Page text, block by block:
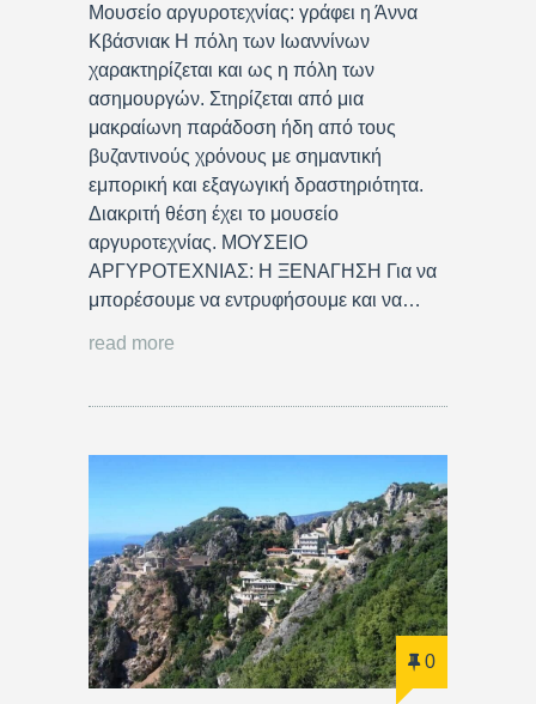
Μουσείο αργυροτεχνίας: γράφει η Άννα
Κβάσνιακ Η πόλη των Ιωαννίνων
χαρακτηρίζεται και ως η πόλη των
ασημουργών. Στηρίζεται από μια
μακραίωνη παράδοση ήδη από τους
βυζαντινούς χρόνους με σημαντική
εμπορική και εξαγωγική δραστηριότητα.
Διακριτή θέση έχει το μουσείο
αργυροτεχνίας. ΜΟΥΣΕΙΟ
ΑΡΓΥΡΟΤΕΧΝΙΑΣ: Η ΞΕΝΑΓΗΣΗ Για να
μπορέσουμε να εντρυφήσουμε και να…
read more
0